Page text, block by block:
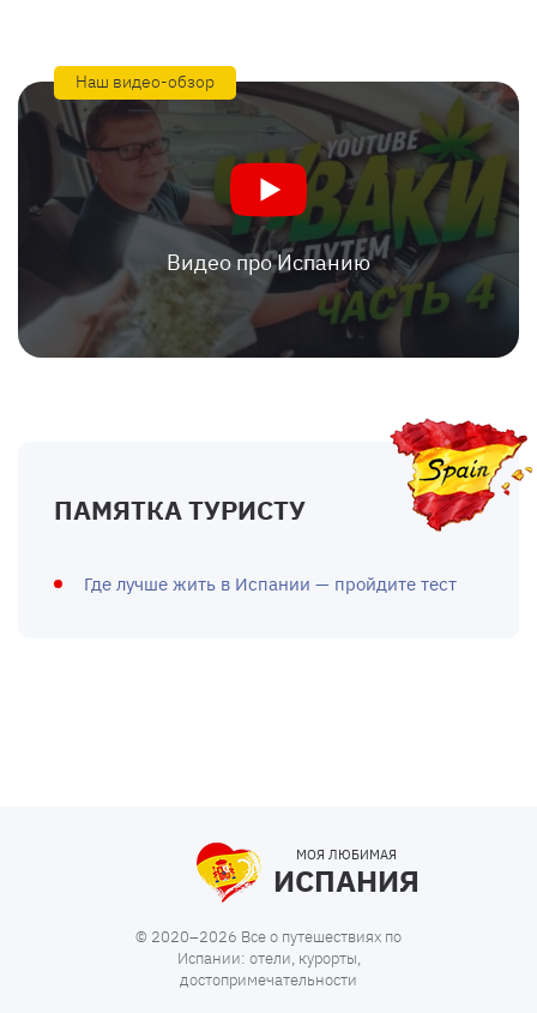
Наш видео-обзор
Видео про Испанию
ПАМЯТКА ТУРИСТУ
Где лучше жить в Испании — пройдите тест
МОЯ ЛЮБИМАЯ
ИСПАНИЯ
© 2020–2026 Все о путешествиях по
Испании: отели, курорты,
достопримечательности